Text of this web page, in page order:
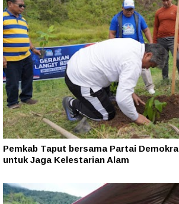
Pemkab Taput bersama Partai
untuk Jaga Kelestarian Alam